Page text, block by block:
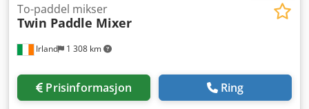
Irland 1 308 km
To-paddel mikser
Twin Paddle Mixer
Prisinformasjon Ring